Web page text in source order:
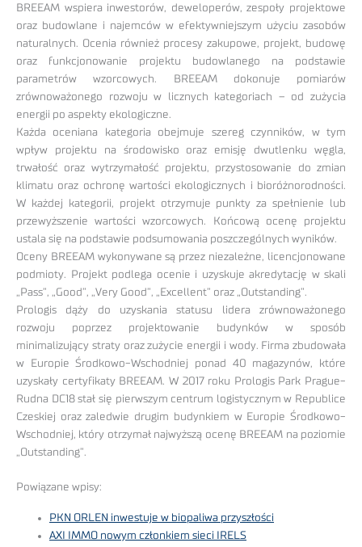
BREEAM wspiera inwestorów, deweloperów, zespoły projektowe
oraz budowlane i najemców w efektywniejszym użyciu zasobów
naturalnych. Ocenia również procesy zakupowe, projekt, budowę
oraz funkcjonowanie projektu budowlanego na podstawie
parametrów wzorcowych. BREEAM dokonuje pomiarów
zrównoważonego rozwoju w licznych kategoriach – od zużycia
energii po aspekty ekologiczne.
Każda oceniana kategoria obejmuje szereg czynników, w tym
wpływ projektu na środowisko oraz emisję dwutlenku węgla,
trwałość oraz wytrzymałość projektu, przystosowanie do zmian
klimatu oraz ochronę wartości ekologicznych i bioróżnorodności.
W każdej kategorii, projekt otrzymuje punkty za spełnienie lub
przewyższenie wartości wzorcowych. Końcową ocenę projektu
ustala się na podstawie podsumowania poszczególnych wyników.
Oceny BREEAM wykonywane są przez niezależne, licencjonowane
podmioty. Projekt podlega ocenie i uzyskuje akredytację w skali
„Pass”, „Good”, „Very Good”, „Excellent” oraz „Outstanding”.
Prologis dąży do uzyskania statusu lidera zrównoważonego
rozwoju poprzez projektowanie budynków w sposób
minimalizujący straty oraz zużycie energii i wody. Firma zbudowała
w Europie Środkowo-Wschodniej ponad 40 magazynów, które
uzyskały certyfikaty BREEAM. W 2017 roku Prologis Park Prague-
Rudna DC18 stał się pierwszym centrum logistycznym w Republice
Czeskiej oraz zaledwie drugim budynkiem w Europie Środkowo-
Wschodniej, który otrzymał najwyższą ocenę BREEAM na poziomie
„Outstanding”.
Powiązane wpisy:
PKN ORLEN inwestuje w biopaliwa przyszłości
AXI IMMO nowym członkiem sieci IRELS